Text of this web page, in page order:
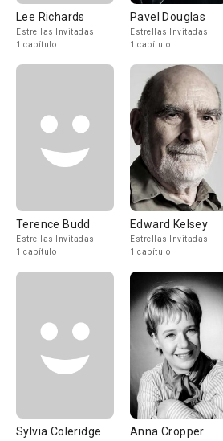
Lee Richards
Estrellas Invitadas
1 capítulo
Pavel Douglas
Estrellas Invitadas
1 capítulo
Terence Budd
Estrellas Invitadas
1 capítulo
Edward Kelsey
Estrellas Invitadas
1 capítulo
Sylvia Coleridge Anna Cropper